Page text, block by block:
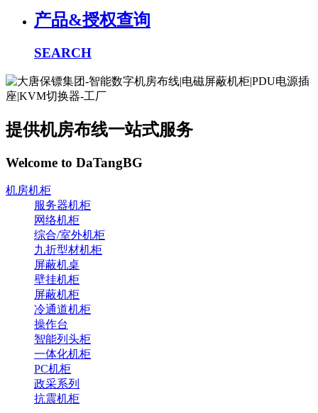
产品&授权查询
SEARCH
提供机房布线一站式服务
Welcome to DaTangBG
机房机柜
服务器机柜
网络机柜
综合/室外机柜
九折型材机柜
屏蔽机桌
壁挂机柜
屏蔽机柜
冷通道机柜
操作台
智能列头柜
一体化机柜
PC机柜
政采系列
抗震机柜